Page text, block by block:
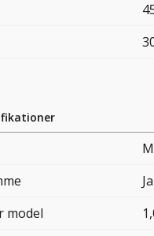
Ja
model